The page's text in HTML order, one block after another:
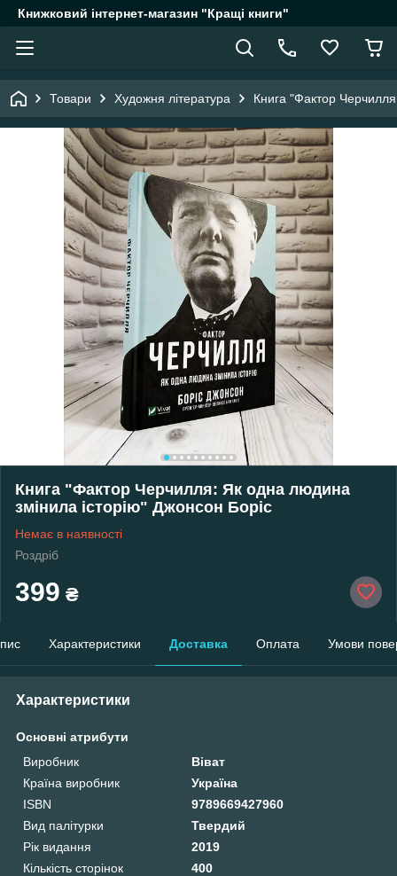
Книжковий інтернет-магазин "Кращі книги"
Товари Художня література Книга "Фактор
Книга "Фактор Черчилля: Як одна людина
змінила історію" Джонсон Боріс
Немає в наявності
Роздріб
399 ₴
Характеристики Доставка Оплата Умови
Характеристики
Основні атрибути
Виробник
Віват
Країна виробник
Україна
ISBN
9789669427960
Вид палітурки
Твердий
Рік видання
2019
Кількість сторінок
400